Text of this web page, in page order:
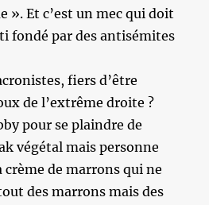
». Et c’est un mec qui doit
fondé par des antisémites
fiers d’être
de l’extrême droite ?
pour se plaindre de
végétal mais personne
crème de marrons qui ne
des marrons mais des